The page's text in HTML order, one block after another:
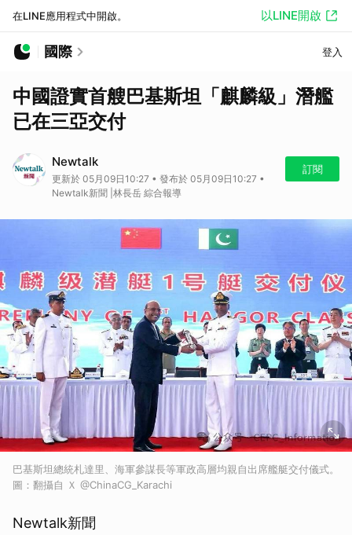
在LINE應用程式中開啟。 以LINE開啟
國際 登入
中國證實首艘巴基斯坦「麒麟級」潛艦
已在三亞交付
Newtalk
更新於 05月09日10:27 • 發布於 05月09日10:27 •
Newtalk新聞 |林長岳 綜合報導
訂閱
巴基斯坦總統札達里、海軍參謀長等軍政高層均親自出席艦艇交付儀式。
圖：翻攝自 Ｘ @ChinaCG_Karachi
Newtalk新聞